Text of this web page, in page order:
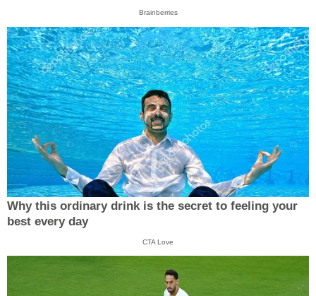
Brainberries
Why this ordinary drink is the secret to feeling your
best every day
CTA Love